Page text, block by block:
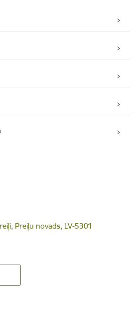
Preiļu novads, LV-5301